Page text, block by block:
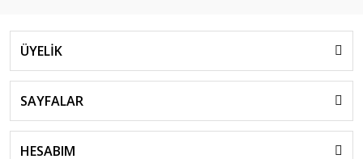
ÜYELİK
SAYFALAR
HESABIM